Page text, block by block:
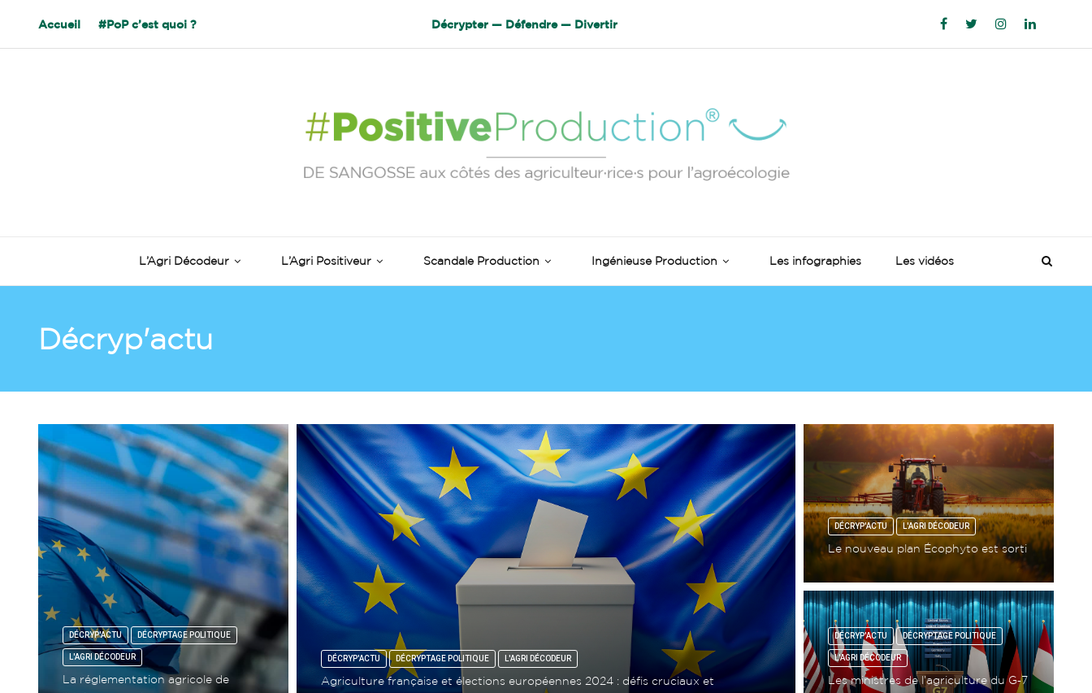
L’Agri Décodeur L’Agri Positiveur Scandale Production Ingénieuse Production Les infographies Les vidéos
Accueil #PoP c’est quoi ? Décrypter — Défendre — Divertir
Décryp'actu
DÉCRYP'ACTU DÉCRYPTAGE POLITIQUE
L'AGRI DÉCODEUR
La réglementation agricole de
DÉCRYP'ACTU DÉCRYPTAGE POLITIQUE L'AGRI DÉCODEUR
Agriculture française et élections européennes 2024 : défis cruciaux et
DÉCRYP'ACTU L'AGRI DÉCODEUR
Le nouveau plan Écophyto est sorti
DÉCRYP'ACTU DÉCRYPTAGE POLITIQUE
L'AGRI DÉCODEUR
Les ministres de l’agriculture du G‑7